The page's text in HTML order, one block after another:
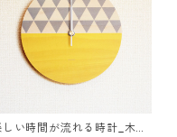
しい時間が流れる時計_木製